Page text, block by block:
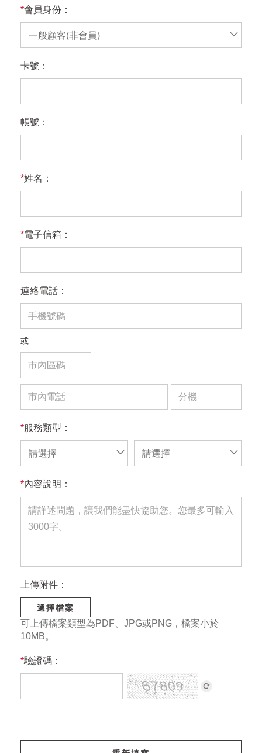
*會員身份：
一般顧客(非會員)
卡號：
帳號：
*姓名：
*電子信箱：
連絡電話：
或
*服務類型：
請選擇 請選擇
*內容說明：
上傳附件：
選擇檔案
可上傳檔案類型為PDF、JPG或PNG，檔案小於
10MB。
*驗證碼：